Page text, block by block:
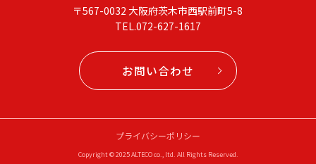
〒567-0032 大阪府茨木市西駅前町5-8
TEL.072-627-1617
お問い合わせ
プライバシーポリシー
Copyright © 2025 ALTECO co., ltd. All Rights Reserved.